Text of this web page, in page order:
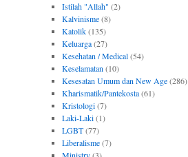
Istilah "Allah" (2)
Kalvinisme(8)
Katolik(135)
Keluarga(27)
Kesehatan / Medical(54)
Keselamatan (10)
Kesesatan Umum dan New Age(286)
Kharismatik/Pantekosta(61)
Kristologi(7)
Laki-Laki(1)
LGBT(77)
Liberalisme(7)